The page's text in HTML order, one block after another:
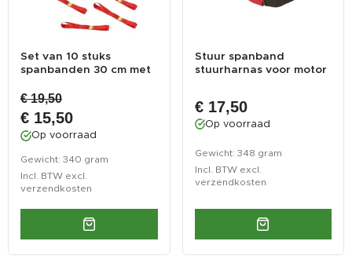
Set van 10 stuks
spanbanden 30 cm met
€ 19,50
€ 15,50
Op voorraad
Gewicht: 340 gram
Incl. BTW excl.
verzendkosten
Stuur spanband
stuurharnas voor motor
€ 17,50
Op voorraad
Gewicht: 348 gram
Incl. BTW excl.
verzendkosten